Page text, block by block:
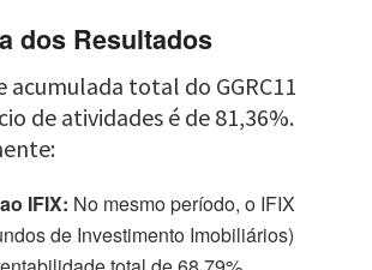
dos Resultados
total do GGRC11
de atividades é de 81,36%.
IFIX: No mesmo período, o IFIX
de Investimento Imobiliários)